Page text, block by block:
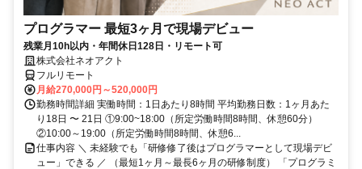
プログラマー 最短3ヶ月で現場デビュー
残業月10h以内・年間休日128日・リモート可
株式会社ネオアクト
フルリモート
月給270,000円～520,000円
勤務時間詳細 実働時間：1日あたり8時間 平均勤務日数：1ヶ月あた
り18日 〜 21日 ①9:00~18:00（所定労働時間8時間、休憩60分）
②10:00～19:00（所定労働時間8時間、休憩6...
仕事内容 ＼ 未経験でも「研修修了後はプログラマーとして現場デビ
ュー」できる ／ （最短1ヶ月～最長6ヶ月の研修制度） 「プログラミ